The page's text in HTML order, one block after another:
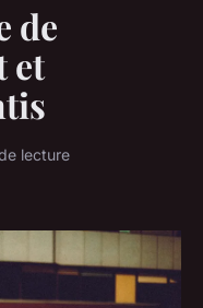
de
et
lecture